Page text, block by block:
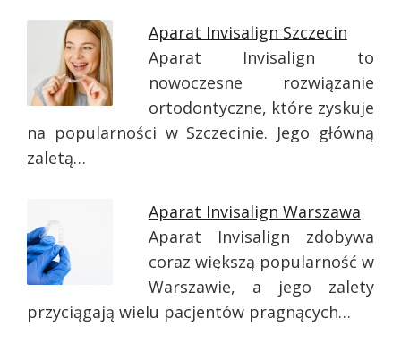
Aparat Invisalign Szczecin
Aparat Invisalign to
nowoczesne rozwiązanie
ortodontyczne, które zyskuje
na popularności w Szczecinie. Jego główną
zaletą…
Aparat Invisalign Warszawa
Aparat Invisalign zdobywa
coraz większą popularność w
Warszawie, a jego zalety
przyciągają wielu pacjentów pragnących…